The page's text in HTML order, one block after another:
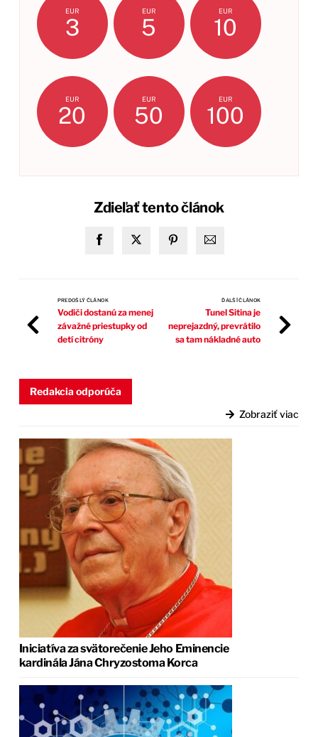
EUR
3
EUR
5
EUR
10
EUR
20
EUR
50
EUR
100
Zdieľať tento článok
PREDOŠLÝ ČLÁNOK
Vodiči dostanú za menej
závažné priestupky od
detí citróny
ĎALŠÍ ČLÁNOK
Tunel Sitina je
neprejazdný, prevrátilo
sa tam nákladné auto
Redakcia odporúča
Zobraziť viac
Iniciatíva za svätorečenie Jeho Eminencie
kardinála Jána Chryzostoma Korca